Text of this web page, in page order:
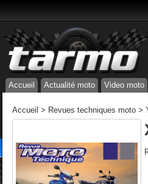
Accueil Actualité moto Video moto
Accueil > Revues techniques moto >